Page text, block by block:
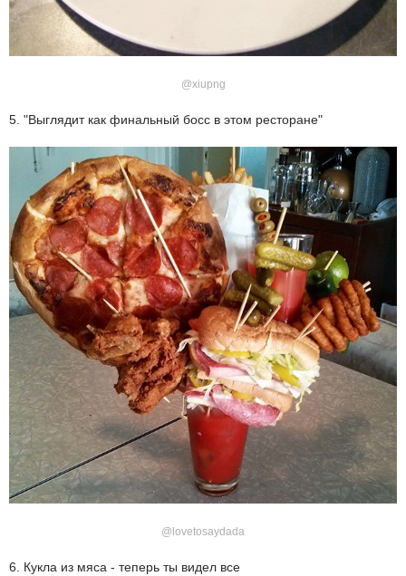
@xiupng
5. "Выглядит как финальный босс в этом ресторане"
@lovetosaydada
6. Кукла из мяса - теперь ты видел все